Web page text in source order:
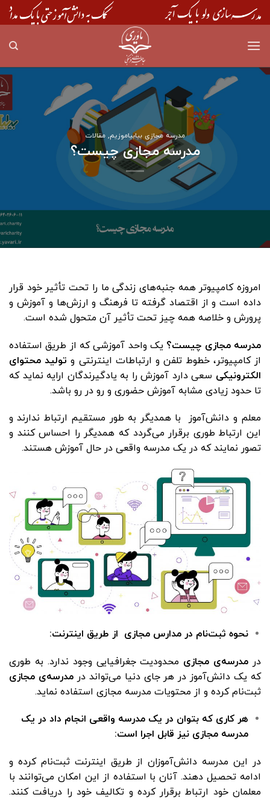
Skip
to
مدرسه مجازی بیابیاموزیم, مقالات
مدرسه مجازی چیست؟
امروزه کامپیوتر همه جنبه‌های زندگی ما را تحت تأثیر خود قرار
داده است و از اقتصاد گرفته تا فرهنگ و ارزش‌ها و آموزش و
پرورش و خلاصه همه چیز تحت تأثیر آن متحول شده است.
مدرسه مجازی چیست؟ یک واحد آموزشی که از طریق استفاده
از کامپیوتر، خطوط تلفن و ارتباطات اینترنتی و تولید محتوای
الکترونیکی سعی دارد آموزش را به یادگیرندگان ارایه نماید که
تا حدود زیادی مشابه آموزش حضوری و رو در رو باشد.
معلم و دانش‌آموز با همدیگر به طور مستقیم ارتباط ندارند و
این ارتباط طوری برقرار می‌گردد که همدیگر را احساس کنند و
تصور نمایند که در یک مدرسه واقعی در حال آموزش هستند.
نحوه ثبت‌نام در مدارس مجازی از طریق اینترنت:
در مدرسه‌ی مجازی محدودیت جغرافیایی وجود ندارد. به طوری
که یک دانش‌آموز در هر جای دنیا می‌تواند درمدرسه‌ی مجازی
ثبت‌نام کرده و از محتویات مدرسه مجازی استفاده نماید.
هر کاری که بتوان در یک مدرسه واقعی انجام داد در یک
مدرسه مجازی نیز قابل اجرا است:
در این مدرسه دانش‌آموزان از طریق اینترنت ثبت‌نام کرده و
ادامه تحصیل دهند. آنان با استفاده از این امکان می‌توانند با
معلمان خود ارتباط برقرار کرده و تکالیف خود را دریافت کنند.